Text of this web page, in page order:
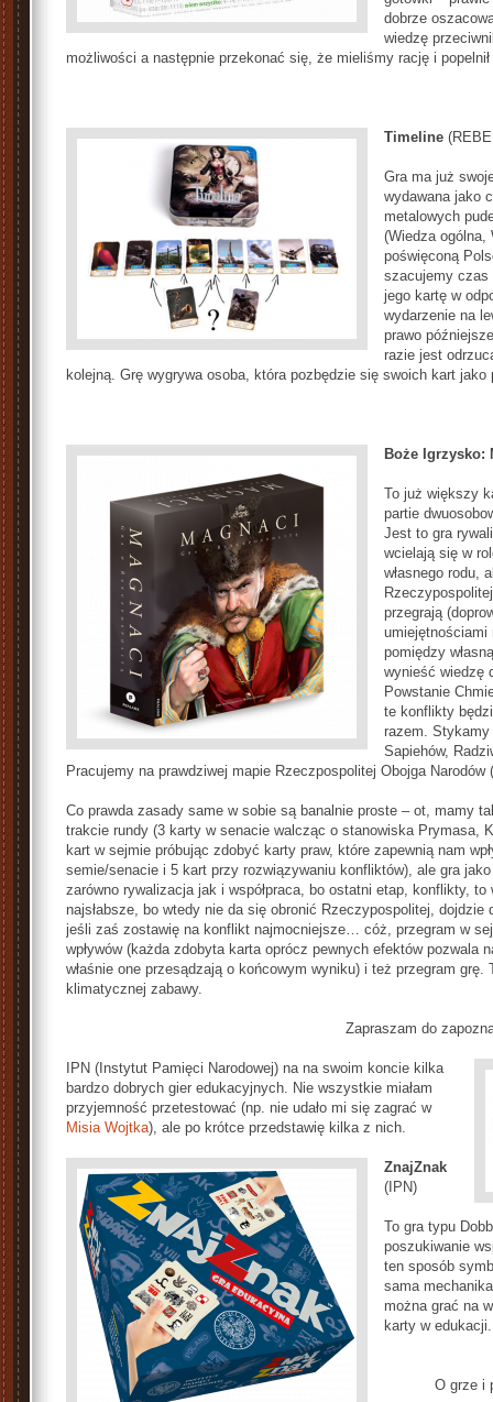
dobrze
wiedzę
możliwości a następnie przekonać się, że mieliśmy rację i popelnił
Timeline
Gra ma już
wydawana jako
metalowych
(Wiedza
poświęconą
szacujemy czas
jego kartę w
wydarzenie na
prawo
razie jest
kolejną. Grę wygrywa osoba, która pozbędzie się swoich kart jako
Boże Igrzysko:
To już większy
partie
Jest to gra
wcielają się w
własnego rodu,
przegrają
umiejętnościami
pomiędzy
wynieść wiedzę
Powstanie
te konflikty
razem.
Sapiehów,
Pracujemy na prawdziwej mapie Rzeczpospolitej Obojga Narodów
Co prawda zasady same w sobie są banalnie proste – ot, mamy
trakcie rundy (3 karty w senacie walcząc o stanowiska Prymasa,
kart w sejmie próbując zdobyć karty praw, które zapewnią nam
semie/senacie i 5 kart przy rozwiązywaniu konfliktów), ale gra
zarówno rywalizacja jak i współpraca, bo ostatni etap, konflikty,
najsłabsze, bo wtedy nie da się obronić Rzeczypospolitej,
jeśli zaś zostawię na konflikt najmocniejsze… cóż, przegram w
wpływów (każda zdobyta karta oprócz pewnych efektów pozwala
właśnie one przesądzają o końcowym wyniku) i też przegram
klimatycznej zabawy.
Zapraszam do
IPN (Instytut Pamięci Narodowej) na na swoim koncie kilka
bardzo dobrych gier edukacyjnych. Nie wszystkie miałam
przyjemność przetestować (np. nie udało mi się zagrać w
Misia Wojtka), ale po krótce przedstawię kilka z nich.
ZnajZnak
(IPN)
To gra typu
poszukiwanie
ten sposób
sama
można grać na
karty w edukacji.
O grze i